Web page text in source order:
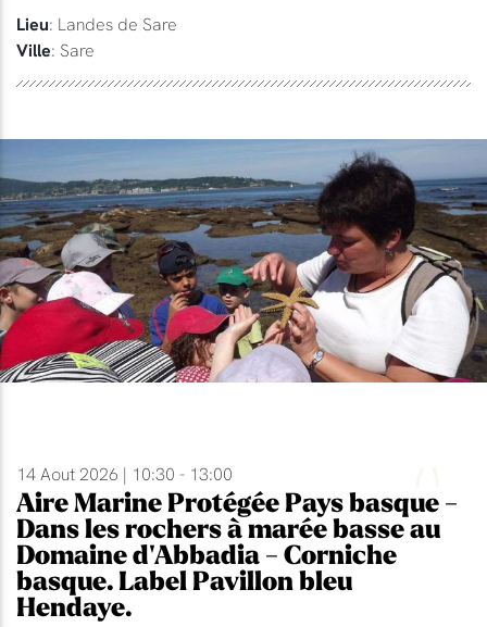
Lieu: Landes de Sare
Ville: Sare
14 Aout 2026 | 10:30 - 13:00
Aire Marine Protégée Pays basque -
Dans les rochers à marée basse au
Domaine d'Abbadia - Corniche
basque. Label Pavillon bleu
Hendaye.